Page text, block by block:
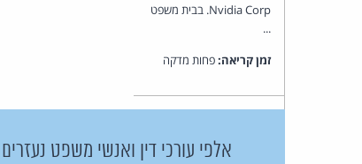
Nvidia Corp. בבית משפט
...
זמן קריאה:פחות מדקה
אלפי עורכי דין ואנשי משפט